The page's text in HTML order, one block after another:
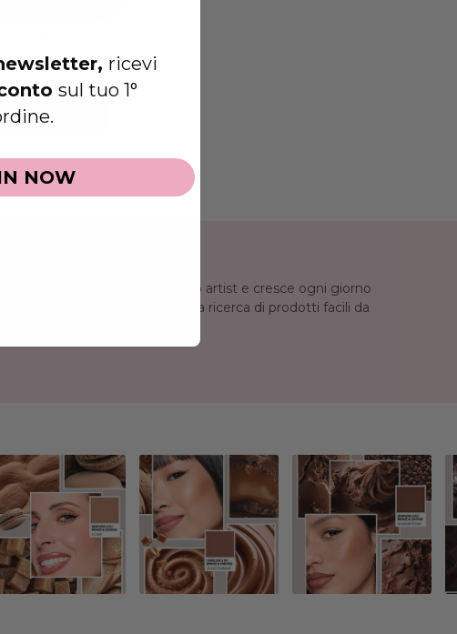
di Clio come make-up artist e cresce ogni giorno
beauty lovers e non solo, alla ricerca di prodotti facili da
propria bellezza.
ricevi
sul tuo 1°
NOW